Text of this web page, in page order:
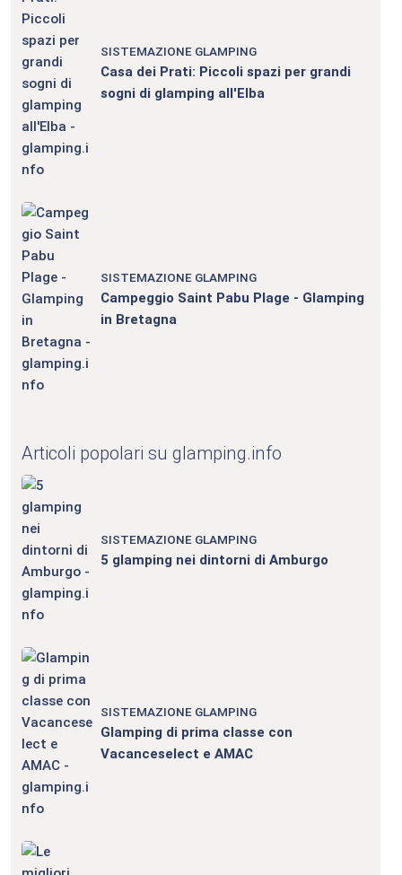
SISTEMAZIONE GLAMPING
Casa dei Prati: Piccoli spazi per grandi
sogni di glamping all'Elba
SISTEMAZIONE GLAMPING
Campeggio Saint Pabu Plage - Glamping
in Bretagna
Articoli popolari su glamping.info
SISTEMAZIONE GLAMPING
5 glamping nei dintorni di Amburgo
SISTEMAZIONE GLAMPING
Glamping di prima classe con
Vacanceselect e AMAC